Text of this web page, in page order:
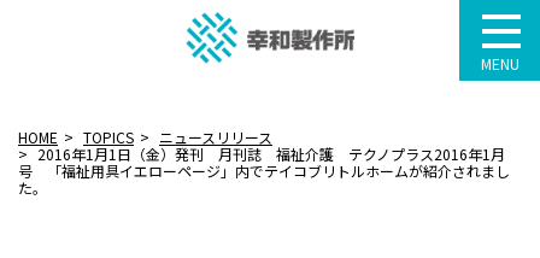
MENU
HOME TOPICS
ニュースリリース
2016年1月1日（金）発刊 月刊誌 福祉介護 テクノプラス2016年1月
号 「福祉用具イエローページ」内でテイコブリトルホームが紹介されまし
た。